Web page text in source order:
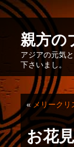
親方の
アジアの元気
下さいまし。
«メリークリ
お花見